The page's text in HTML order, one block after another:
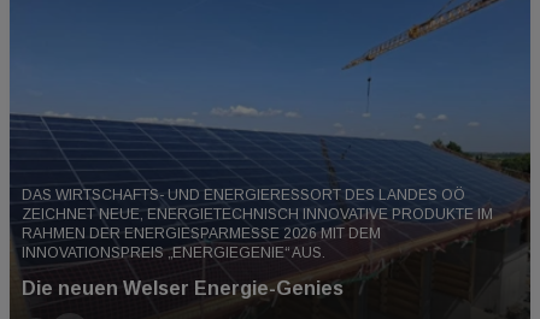
DAS WIRTSCHAFTS- UND ENERGIERESSORT DES LANDES OÖ
ZEICHNET NEUE, ENERGIETECHNISCH INNOVATIVE PRODUKTE IM
RAHMEN DER ENERGIESPARMESSE 2026 MIT DEM
INNOVATIONSPREIS „ENERGIEGENIE“ AUS.
Die neuen Welser Energie-Genies